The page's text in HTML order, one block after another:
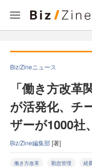
Biz/Zineニュース
「働き方改革
が活発化、チ
ザーが1000社
Biz/Zine編集部[著]
働き方改革 勤怠管理 経